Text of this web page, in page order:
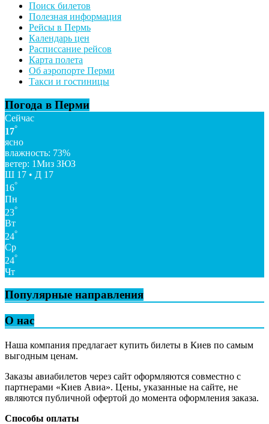
Поиск билетов
Полезная информация
Рейсы в Пермь
Календарь цен
Расписсание рейсов
Карта полета
Об аэропорте Перми
Такси и гостиницы
Погода в Перми
Сейчас
17°
ясно
влажность: 73%
ветер: 1Миз ЗЮЗ
Ш 17 • Д 17
16°
Пн
23°
Вт
24°
Ср
24°
Чт
Популярные направления
О нас
Наша компания предлагает купить билеты в Киев по самым
выгодным ценам.
Заказы авиабилетов через сайт оформляются совместно с
партнерами «Киев Авиа». Цены, указанные на сайте, не
являются публичной офертой до момента оформления заказа.
Способы оплаты